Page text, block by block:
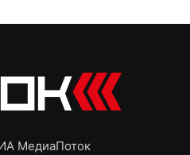
МедиаПоток